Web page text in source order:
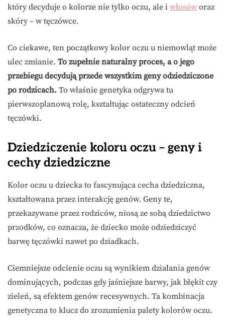
który decyduje o kolorze nie tylko oczu, ale i włosów oraz
skóry – w tęczówce.
Co ciekawe, ten początkowy kolor oczu u niemowląt może
ulec zmianie. To zupełnie naturalny proces, a o jego
przebiegu decydują przede wszystkim geny odziedziczone
po rodzicach. To właśnie genetyka odgrywa tu
pierwszoplanową rolę, kształtując ostateczny odcień
tęczówki.
Dziedziczenie koloru oczu – geny i
cechy dziedziczne
Kolor oczu u dziecka to fascynująca cecha dziedziczna,
kształtowana przez interakcję genów. Geny te,
przekazywane przez rodziców, niosą ze sobą dziedzictwo
przodków, co oznacza, że dziecko może odziedziczyć
barwę tęczówki nawet po dziadkach.
Ciemniejsze odcienie oczu są wynikiem działania genów
dominujących, podczas gdy jaśniejsze barwy, jak błękit czy
zieleń, są efektem genów recesywnych. Ta kombinacja
genetyczna to klucz do zrozumienia palety kolorów oczu.